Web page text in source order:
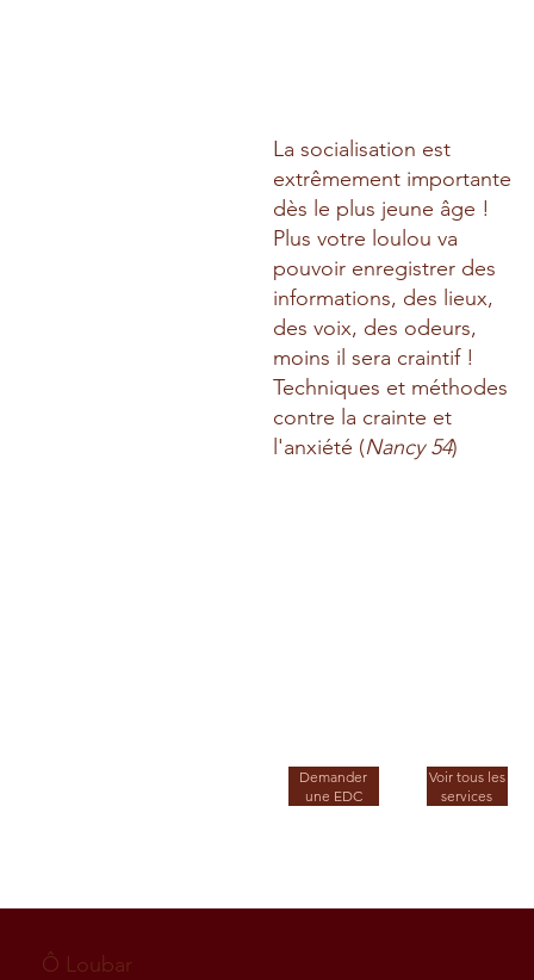
Demander
une EDC
La socialisation est
extrêmement importante
dès le plus jeune âge !
Plus votre loulou va
pouvoir enregistrer des
informations, des lieux,
des voix, des odeurs,
moins il sera craintif !
Techniques et méthodes
contre la crainte et
l'anxiété (Nancy 54)
Voir tous les
services
Ô Loubar